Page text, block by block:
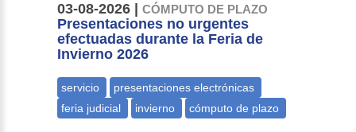
03-08-2026 |CÓMPUTO DE PLAZO
Presentaciones no urgentes
efectuadas durante la Feria de
Invierno 2026